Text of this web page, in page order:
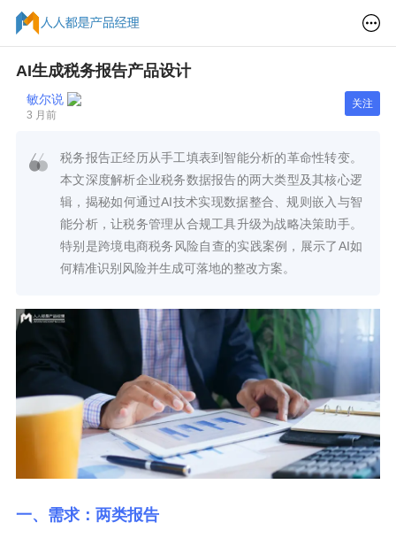
AI生成税务报告产品设计
敏尔说
3 月前
关注
税务报告正经历从手工填表到智能分析的革命性转变。
本文深度解析企业税务数据报告的两大类型及其核心逻
辑，揭秘如何通过AI技术实现数据整合、规则嵌入与智
能分析，让税务管理从合规工具升级为战略决策助手。
特别是跨境电商税务风险自查的实践案例，展示了AI如
何精准识别风险并生成可落地的整改方案。
一、需求：两类报告